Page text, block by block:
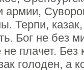
армии,
Терпи,
Бог не без
плачет. Без
голоден, а